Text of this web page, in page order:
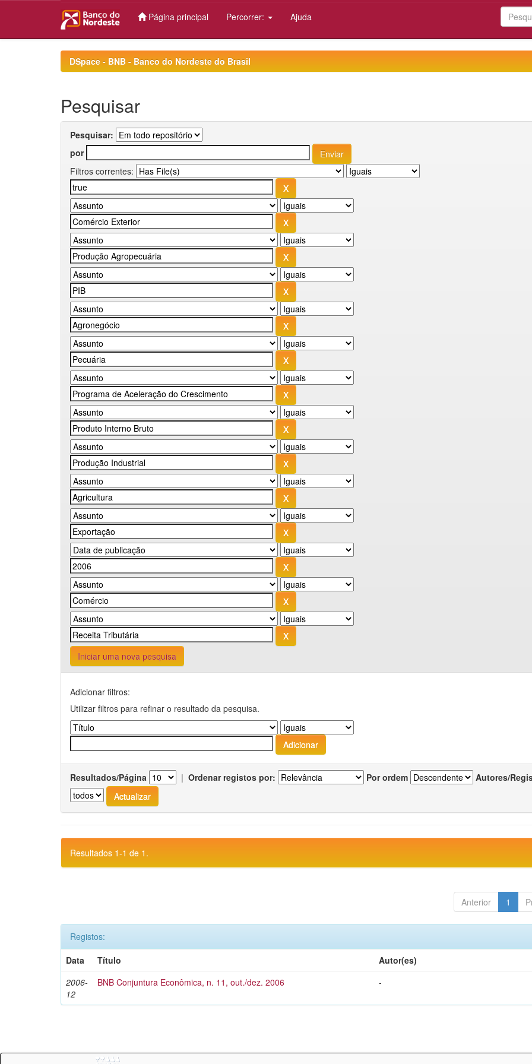
Página principal Percorrer: Ajuda
DSpace - BNB - Banco do Nordeste do Brasil
Pesquisar
Pesquisar:
por
Filtros correntes:
Iniciar uma nova pesquisa
Adicionar filtros:
Utilizar filtros para refinar o resultado da pesquisa.
Resultados/Página | Ordenar registos por: Por ordem Autores/
Resultados 1-1 de 1.
Anterior 1
Registos:
Data
Título
Autor(es)
2006-
12
BNB Conjuntura Econômica, n. 11, out./dez. 2006 -